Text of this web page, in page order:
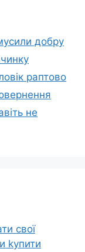
добру
раптово
не
свої
kупити